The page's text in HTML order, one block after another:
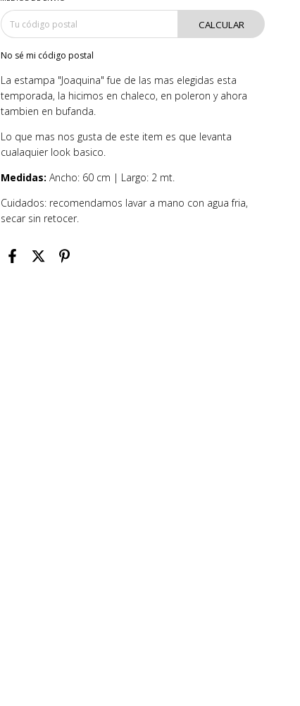
CALCULAR
No sé mi código postal
La estampa "Joaquina" fue de las mas elegidas esta
temporada, la hicimos en chaleco, en poleron y ahora
tambien en bufanda.
Lo que mas nos gusta de este item es que levanta
cualaquier look basico.
Medidas:Ancho: 60 cm | Largo: 2 mt.
Cuidados: recomendamos lavar a mano con agua fria,
secar sin retocer.